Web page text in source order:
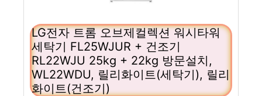
LG전자 트롬 오브제컬렉션 워시타워
세탁기 FL25WJUR + 건조기
RL22WJU 25kg + 22kg 방문설치,
WL22WDU, 릴리화이트(세탁기), 릴리
화이트(건조기)